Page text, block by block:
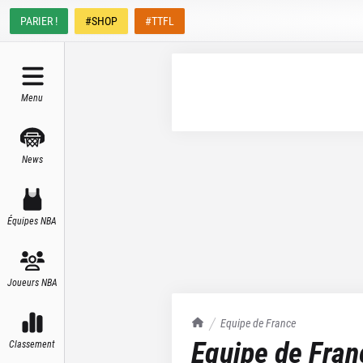
PARIER ! #SHOP #TTFL
Menu
News
Équipes NBA
Joueurs NBA
Classement
TrashTalk Actu NBA
Equipe de France
Equipe de